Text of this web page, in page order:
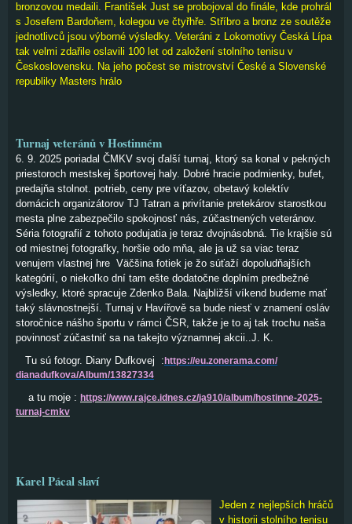
bronzovou medaili. František Just se probojoval do finále, kde prohrál
s Josefem Bardoňem, kolegou ve čtyřhře. Stříbro a bronz ze soutěže
jednotlivců jsou výborné výsledky. Veteráni z Lokomotivy Česká Lípa
tak velmi zdařile oslavili 100 let od založení stolního tenisu v
Československu. Na jeho počest se mistrovství České a Slovenské
republiky Masters hrálo
Turnaj veteránů v Hostinném
6. 9. 2025 poriadal ČMKV svoj ďalší turnaj, ktorý sa konal v pekných
priestoroch mestskej športovej haly. Dobré hracie podmienky, bufet,
predajňa stolnot. potrieb, ceny pre víťazov, obetavý kolektív
domácich organizátorov TJ Tatran a privítanie pretekárov starostkou
mesta plne zabezpečilo spokojnosť nás, zúčastnených veteránov.
Séria fotografií z tohoto podujatia je teraz dvojnásobná. Tie krajšie sú
od miestnej fotografky, horšie odo mňa, ale ja už sa viac teraz
venujem vlastnej hre Väčšina fotiek je žo súťaží dopoludňajších
kategórií, o niekoľko dní tam ešte dodatočne doplním predbežné
výsledky, ktoré spracuje Zdenko Bala. Najbližší víkend budeme mať
taký slávnostnejší. Turnaj v Havířově sa bude niesť v znamení osláv
storočnice nášho športu v rámci ČSR, takže je to aj tak trochu naša
povinnosť zúčastniť sa na takejto významnej akcii..J. K.
Tu sú fotogr. Diany Dufkovej : https://eu.zonerama.com/
dianadufkova/Album/13827334
a tu moje : https://www.rajce.idnes.cz/ja910/album/hostinne-2025-
turnaj-cmkv
Karel Pácal slaví
Jeden z nejlepších hráčů
v historii stolního tenisu